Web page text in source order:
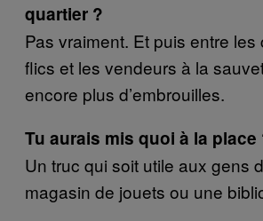
quartier ?
Pas vraiment. Et puis entre les
flics et les vendeurs à la
encore plus d’embrouilles.
Tu aurais mis quoi à la place
Un truc qui soit utile aux gens
magasin de jouets ou une